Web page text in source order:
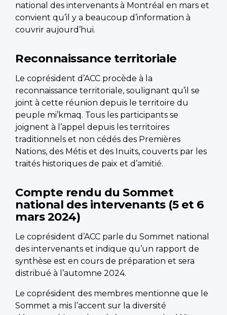
national des intervenants à Montréal en mars et
convient qu’il y a beaucoup d’information à
couvrir aujourd’hui.
Reconnaissance territoriale
Le coprésident d’ACC procède à la
reconnaissance territoriale, soulignant qu’il se
joint à cette réunion depuis le territoire du
peuple mi’kmaq. Tous les participants se
joignent à l’appel depuis les territoires
traditionnels et non cédés des Premières
Nations, des Métis et des Inuits, couverts par les
traités historiques de paix et d’amitié.
Compte rendu du Sommet
national des intervenants (5 et 6
mars 2024)
Le coprésident d’ACC parle du Sommet national
des intervenants et indique qu’un rapport de
synthèse est en cours de préparation et sera
distribué à l’automne 2024.
Le coprésident des membres mentionne que le
Sommet a mis l’accent sur la diversité